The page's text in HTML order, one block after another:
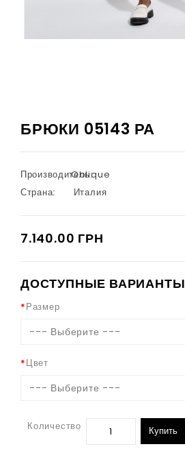
БРЮКИ 05143 РА
Производитель:
Oblique
Страна:
Италия
7.140.00 ГРН
ДОСТУПНЫЕ ВАРИАНТЫ
Размер
--- Выберите ---
Цвет
--- Выберите ---
Количество Купить